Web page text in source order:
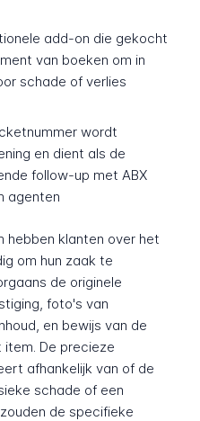
add-on die gekocht
van boeken om in
schade of verlies
wordt
en dient als de
follow-up met ABX
agenten
hebben klanten over het
om hun zaak te
de originele
foto's van
en bewijs van de
De precieze
afhankelijk van of de
schade of een
de specifieke